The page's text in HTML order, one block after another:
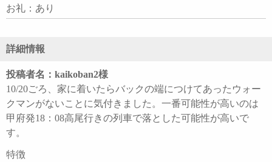
お礼：あり
詳細情報
投稿者名：kaikoban2様
10/20ごろ、家に着いたらバックの端につけてあったウォー
クマンがないことに気付きました。一番可能性が高いのは
甲府発18：08高尾行きの列車で落とした可能性が高いで
す。
特徴